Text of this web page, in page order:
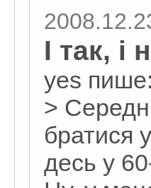
І так, і
yes пише:
>
братися
десь у